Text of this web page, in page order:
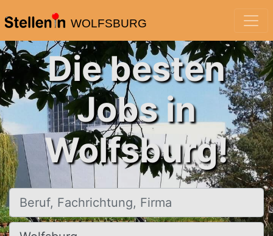
WOLFSBURG
Die besten
Jobs in
Wolfsburg!
Beruf, Fachrichtung, Firma
Ort, Stadt